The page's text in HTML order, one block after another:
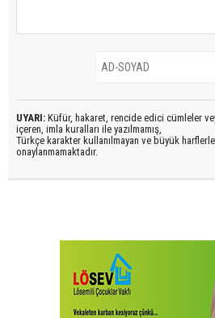
UYARI: Küfür, hakaret, rencide edici cümleler
içeren, imla kuralları ile yazılmamış,
Türkçe karakter kullanılmayan ve büyük
onaylanmamaktadır.